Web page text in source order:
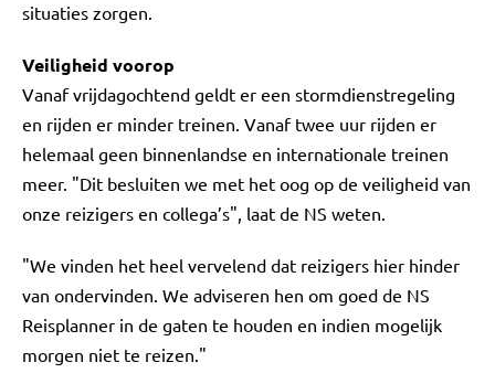
situaties zorgen.
Veiligheid voorop
Vanaf vrijdagochtend geldt er een stormdienstregeling
en rijden er minder treinen. Vanaf twee uur rijden er
helemaal geen binnenlandse en internationale treinen
meer. "Dit besluiten we met het oog op de veiligheid van
onze reizigers en collega’s", laat de NS weten.
"We vinden het heel vervelend dat reizigers hier hinder
van ondervinden. We adviseren hen om goed de NS
Reisplanner in de gaten te houden en indien mogelijk
morgen niet te reizen."